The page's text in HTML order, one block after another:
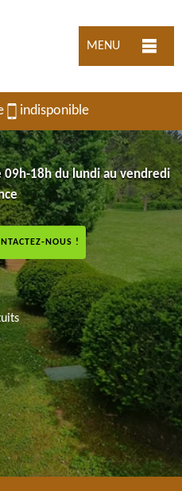
MENU
indisponible
09h-18h du lundi au vendredi
NOUS !